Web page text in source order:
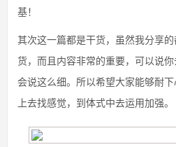
基！
其次这一篇都是干货，虽然我分享
货，而且内容非常的重要，可以说
会说这么细。所以希望大家能够耐
上去找感觉，到体式中去运用加强。